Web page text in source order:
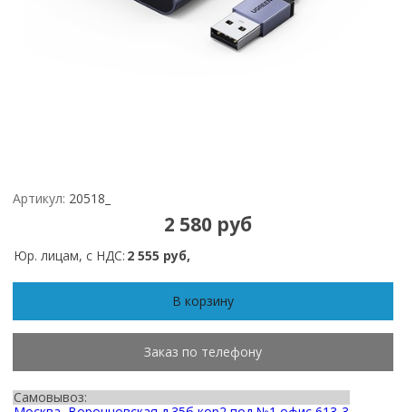
Артикул: 20518_
2 580 руб
Юр. лицам, с НДС: 2 555 руб,
В корзину
Заказ по телефону
Самовывоз: